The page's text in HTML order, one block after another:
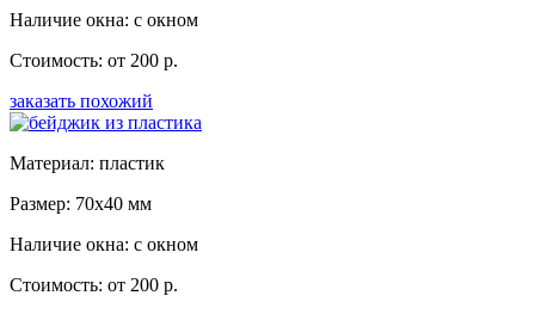
Наличие окна: с окном
Стоимость: от 200 р.
заказать похожий
Материал: пластик
Размер: 70x40 мм
Наличие окна: с окном
Стоимость: от 200 р.